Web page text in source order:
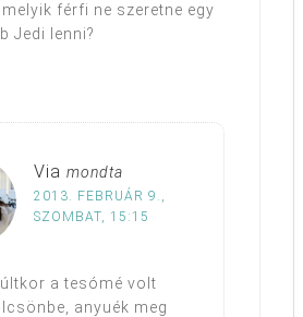
férfi ne szeretne egy
Jedi lenni?
Via mondta
2013. FEBRUÁR 9.,
SZOMBAT, 15:15
a tesómé volt
anyuék meg